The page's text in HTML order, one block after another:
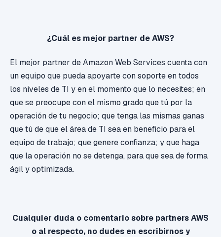
¿Cuál es mejor partner de AWS?
El mejor partner de Amazon Web Services cuenta con
un equipo que pueda apoyarte con soporte en todos
los niveles de TI y en el momento que lo necesites; en
que se preocupe con el mismo grado que tú por la
operación de tu negocio; que tenga las mismas ganas
que tú de que el área de TI sea en beneficio para el
equipo de trabajo; que genere confianza; y que haga
que la operación no se detenga, para que sea de forma
ágil y optimizada.
Cualquier duda o comentario sobre partners AWS
o al respecto, no dudes en escribirnos y